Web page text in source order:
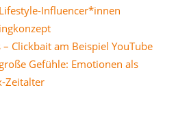
Influencer*innen
Clickbait am Beispiel YouTube
Gefühle: Emotionen als
Zeitalter